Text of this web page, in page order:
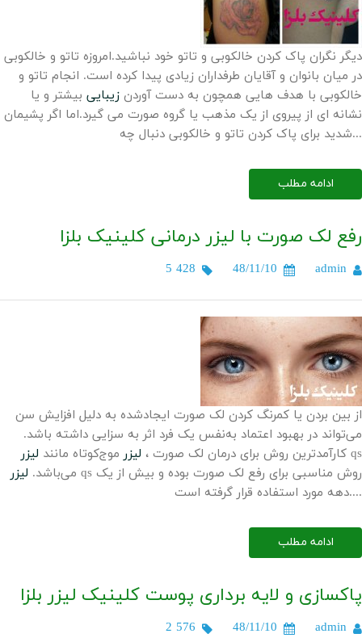
دیگر نگران پاک کردن خالکوبی و تاتو خود نباشید.امروزه تاتو و خالکوبی
در میان بانوان و آقایان طرفداران زیادی پیدا کرده است. انجام تاتو و
خالکوبی با هدف هایی همچون به دست آوردن زیبایی بیشتر و یا
نشانه ای از پیروی از یک مذهب یا گروه صورت می گیرد.اما اگر پشیمان
شدید برای پاک کردن تاتو و خالکوبی دنبال چه...
ادامه مطلب
رفع لک صورت با لیزر درمانی کلینیک بلزا
admin
48/11/10
5 428
از بین بردن یا کمرنگ کردن لک صورت ایجادشده به دلیل افزایش سن
می‌تواند در بهبود اعتماد به‌نفس یک فرد اثر به سزایی داشته باشد.
کارآمدترین روش برای درمان لک صورت ، لیزر موج‌کوتاه مانند لیزر
qs
می‌باشد. لیزر
qs روش مناسبی برای رفع لک صورت بوده و بیش از یک
دهه مورد استفاده قرار گرفته است....
ادامه مطلب
پاکسازی و لایه برداری پوست کلینیک لیزر بلزا
admin
48/11/10
2 576